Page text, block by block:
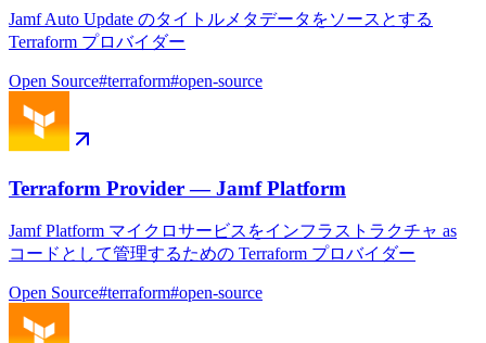
Jamf Auto Update のタイトルメタデータをソースとする
Terraform プロバイダー
Open Source#terraform#open-source
Terraform Provider — Jamf Platform
Jamf Platform マイクロサービスをインフラストラクチャ as
コードとして管理するための Terraform プロバイダー
Open Source#terraform#open-source